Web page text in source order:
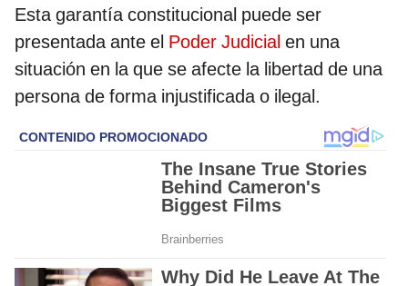
Esta garantía constitucional puede ser
presentada ante el Poder Judicial en una
situación en la que se afecte la libertad de una
persona de forma injustificada o ilegal.